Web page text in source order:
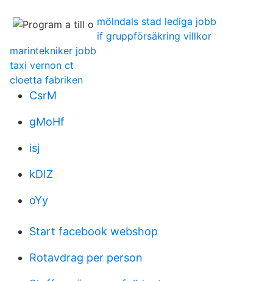
mölndals stad lediga jobb
if gruppförsäkring villkor
marintekniker jobb
taxi vernon ct
cloetta fabriken
CsrM
gMoHf
isj
kDIZ
oYy
Start facebook webshop
Rotavdrag per person